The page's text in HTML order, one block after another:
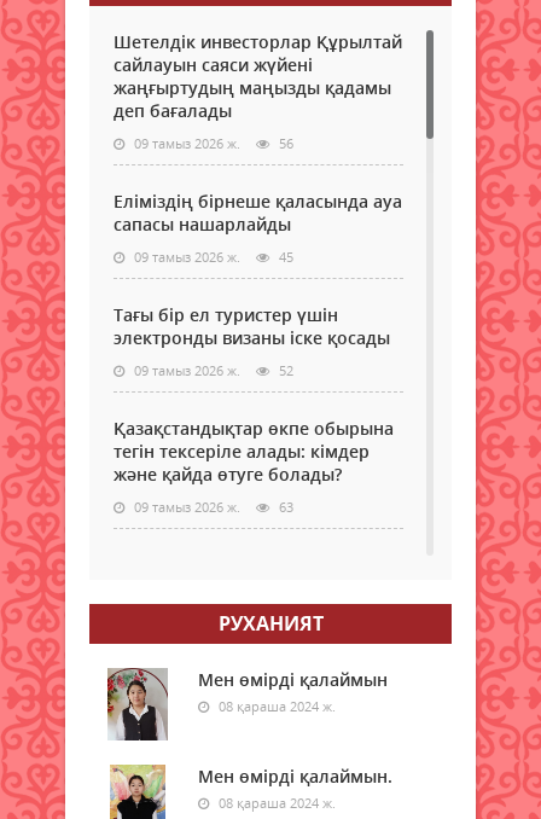
Шетелдік инвесторлар Құрылтай
сайлауын саяси жүйені
жаңғыртудың маңызды қадамы
деп бағалады
09 тамыз 2026 ж. 56
Еліміздің бірнеше қаласында ауа
сапасы нашарлайды
09 тамыз 2026 ж. 45
Тағы бір ел туристер үшін
электронды визаны іске қосады
09 тамыз 2026 ж. 52
Қазақстандықтар өкпе обырына
тегін тексеріле алады: кімдер
және қайда өтуге болады?
09 тамыз 2026 ж. 63
жариялады
09 тамыз 2026 ж. 64
"Қазақстан халқына" қоғамдық
қоры 350 білім беру грантын
бөлді
09 тамыз 2026 ж. 60
РУХАНИЯТ
Мен өмірді қалаймын
08 қараша 2024 ж.
Мен өмірді қалаймын.
08 қараша 2024 ж.